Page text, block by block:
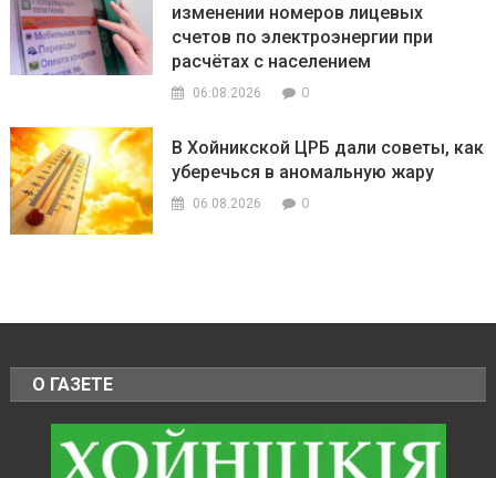
изменении номеров лицевых
счетов по электроэнергии при
расчётах с населением
06.08.2026 0
В Хойникской ЦРБ дали советы, как
уберечься в аномальную жару
06.08.2026 0
О ГАЗЕТЕ